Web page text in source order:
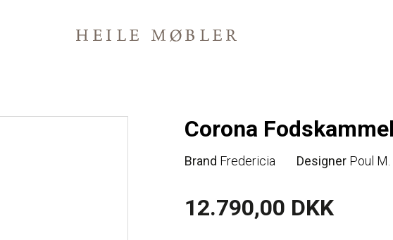
Corona
Brand Fredericia Designer Poul
12.790,00 DKK